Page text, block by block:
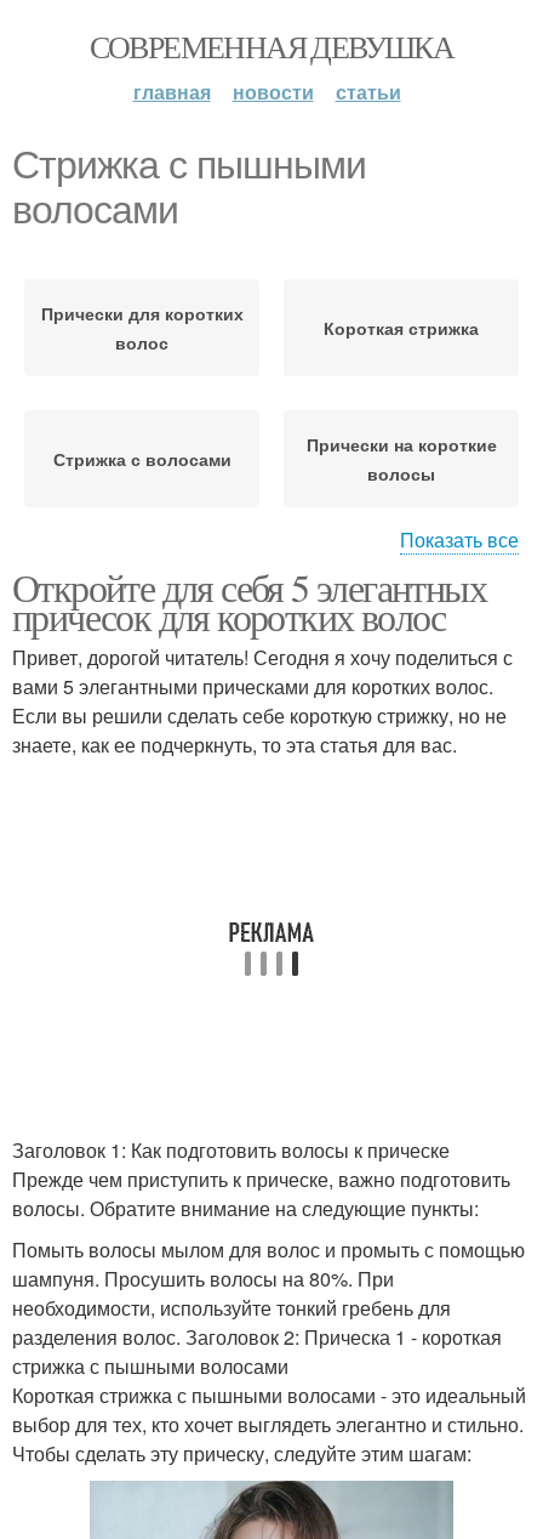
СОВРЕМЕННАЯ ДЕВУШКА
главная новости статьи
Стрижка с пышными
волосами
Прически для коротких
волос
Короткая стрижка
Стрижка с волосами
Прически на короткие
волосы
Волосы без
использования
волосах
Волосы в домашних
условиях
Мальвинок из коротких
волос
Показать все
Откройте для себя 5 элегантных
причесок для коротких волос
Привет, дорогой читатель! Сегодня я хочу поделиться с
вами 5 элегантными прическами для коротких волос.
Если вы решили сделать себе короткую стрижку, но не
знаете, как ее подчеркнуть, то эта статья для вас.
Заголовок 1: Как подготовить волосы к прическе
Прежде чем приступить к прическе, важно подготовить
волосы. Обратите внимание на следующие пункты:
Помыть волосы мылом для волос и промыть с помощью
шампуня. Просушить волосы на 80%. При
необходимости, используйте тонкий гребень для
разделения волос. Заголовок 2: Прическа 1 - короткая
стрижка с пышными волосами
Короткая стрижка с пышными волосами - это идеальный
выбор для тех, кто хочет выглядеть элегантно и стильно.
Чтобы сделать эту прическу, следуйте этим шагам: